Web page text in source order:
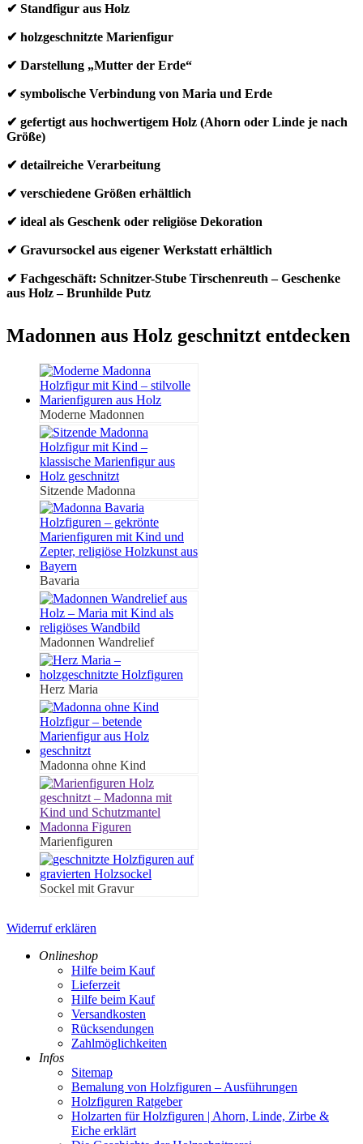
✔ Standfigur aus Holz
✔ holzgeschnitzte Marienfigur
✔ Darstellung „Mutter der Erde“
✔ symbolische Verbindung von Maria und Erde
✔ gefertigt aus hochwertigem Holz (Ahorn oder Linde je nach
Größe)
✔ detailreiche Verarbeitung
✔ verschiedene Größen erhältlich
✔ ideal als Geschenk oder religiöse Dekoration
✔ Gravursockel aus eigener Werkstatt erhältlich
✔ Fachgeschäft: Schnitzer-Stube Tirschenreuth – Geschenke
aus Holz – Brunhilde Putz
Madonnen aus Holz geschnitzt entdecken
Moderne Madonnen
Sitzende Madonna
Bavaria
Madonnen Wandrelief
Herz Maria
Madonna ohne Kind
Marienfiguren
Sockel mit Gravur
Widerruf erklären
Onlineshop
Hilfe beim Kauf
Lieferzeit
Hilfe beim Kauf
Versandkosten
Rücksendungen
Zahlmöglichkeiten
Infos
Sitemap
Bemalung von Holzfiguren – Ausführungen
Holzfiguren Ratgeber
Holzarten für Holzfiguren | Ahorn, Linde, Zirbe &
Eiche erklärt